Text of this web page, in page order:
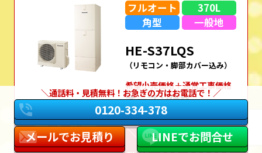
フルオート
370L
角型
一般地
HE-S37LQS
（リモコン・脚部カバー込み）
希望⼩売価格＋通常⼯事価格
オープン価格
W保証
＼工事費コミコミ／
通話料・見積無料！お急ぎの方はお電話で！
0120-334-378
メールでお見積り
LINEでお問合せ